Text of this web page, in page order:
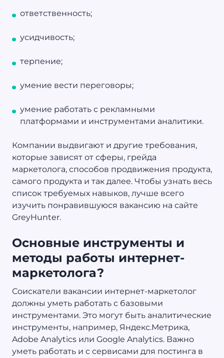
ответственность;
усидчивость;
терпение;
умение вести переговоры;
умение работать с рекламными
платформами и инструментами аналитики.
Компании выдвигают и другие требования,
которые зависят от сферы, грейда
маркетолога, способов продвижения продукта,
самого продукта и так далее. Чтобы узнать весь
список требуемых навыков, лучше всего
изучить понравившуюся вакансию на сайте
GreyHunter.
Основные инструменты и
методы работы интернет-
маркетолога?
Соискатели вакансии интернет-маркетолог
должны уметь работать с базовыми
инструментами. Это могут быть аналитические
инструменты, например, Яндекс.Метрика,
Adobe Analytics или Google Analytics. Важно
уметь работать и с сервисами для постинга в